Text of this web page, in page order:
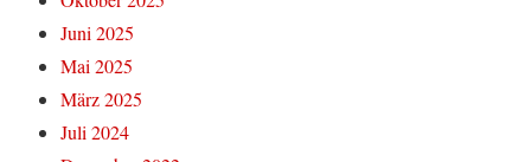
Juni 2025
Mai 2025
März 2025
Juli 2024